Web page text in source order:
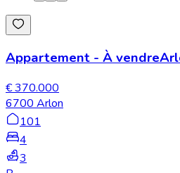
Appartement - À vendre
€ 370.000
6700 Arlon
101
4
3